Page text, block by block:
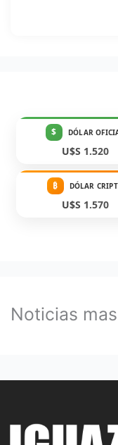
$ DÓLAR
U$S 1.520
₿ DÓLAR
U$S 1.570
Noticias